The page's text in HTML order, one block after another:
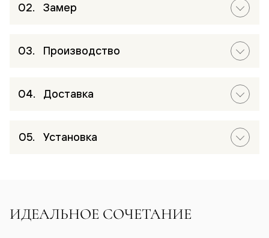
Замер
Производство
Доставка
Установка
ИДЕАЛЬНОЕ СОЧЕТАНИЕ